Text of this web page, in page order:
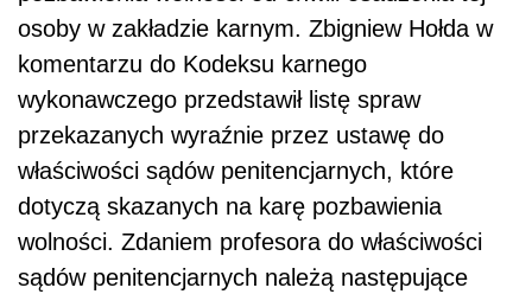
osoby w zakładzie karnym. Zbigniew Hołda w
komentarzu do Kodeksu karnego
wykonawczego przedstawił listę spraw
przekazanych wyraźnie przez ustawę do
właściwości sądów penitencjarnych, które
dotyczą skazanych na karę pozbawienia
wolności. Zdaniem profesora do właściwości
sądów penitencjarnych należą następujące